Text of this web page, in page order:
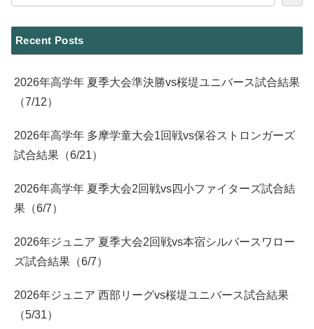
Recent Posts
2026年高学年 夏季大会準決勝vs桜堤ユニバース試合結果
（7/12）
2026年高学年 多摩学童大会1回戦vs保谷ストロンガーズ
試合結果（6/21）
2026年高学年 夏季大会2回戦vs四小ファイターズ試合結
果（6/7）
2026年ジュニア 夏季大会2回戦vs本宿シルバースワロー
ズ試合結果（6/7）
2026年ジュニア 西部リーグvs桜堤ユニバース試合結果
（5/31）